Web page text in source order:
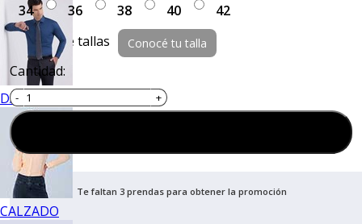
DAMA
CALZADO
34
36 38 40
42
Guía de tallas
Conocé tu talla
Cantidad:
Te faltan 3 prendas para obtener la promoción